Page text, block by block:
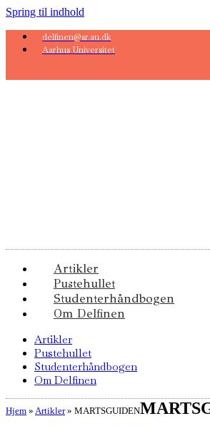
Spring til indhold
delfinen@sr.au.dk
Aarhus Universitet
Artikler
Pustehullet
Studenterhåndbogen
Om Delfinen
Artikler
Pustehullet
Studenterhåndbogen
Om Delfinen
Hjem » Artikler» MARTSGUIDEN